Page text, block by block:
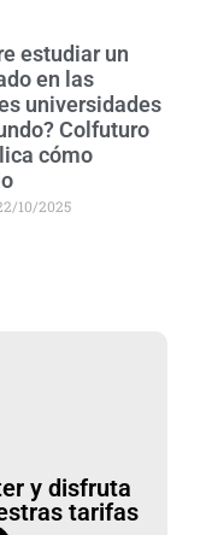
estudiar un
en las
universidades
Colfuturo
cómo
10/2025
y disfruta
tarifas